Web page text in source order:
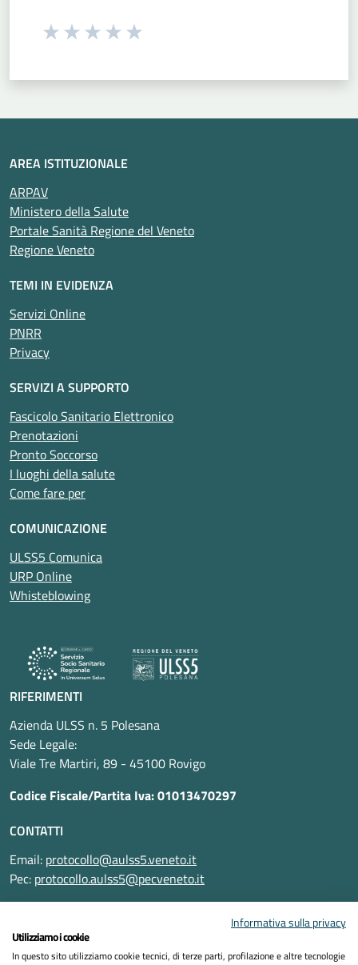
Seleziona una valutazione da 1 a 5 stelle
AREA ISTITUZIONALE
ARPAV
Ministero della Salute
Portale Sanità Regione del Veneto
Regione Veneto
TEMI IN EVIDENZA
Servizi Online
PNRR
Privacy
SERVIZI A SUPPORTO
Fascicolo Sanitario Elettronico
Prenotazioni
Pronto Soccorso
I luoghi della salute
Come fare per
COMUNICAZIONE
ULSS5 Comunica
URP Online
Whisteblowing
RIFERIMENTI
Azienda ULSS n. 5 Polesana
Sede Legale:
Viale Tre Martiri, 89 - 45100 Rovigo
Codice Fiscale/Partita Iva: 01013470297
CONTATTI
Email: protocollo@aulss5.veneto.it
Pec: protocollo.aulss5@pecveneto.it
Informativa sulla privacy
Utilizziamo i cookie
In questo sito utilizziamo cookie tecnici, di terze parti, profilazione e altre tecnologie